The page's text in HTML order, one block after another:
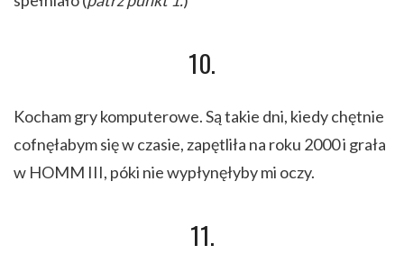
10.
Kocham gry komputerowe. Są takie dni, kiedy chętnie
cofnęłabym się w czasie, zapętliła na roku 2000 i grała
w HOMM III, póki nie wypłynęłyby mi oczy.
11.